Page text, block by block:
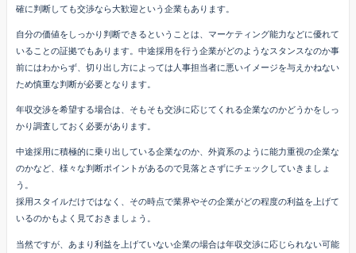
確に判断しても交渉なら大歓迎という企業もあります。
自分の価値をしっかり判断できるということは、マーケティング能力などに優れて
いることの証拠でもあります。中途採用を行う企業がどのようなスタンスなのか事
前にはわからず、切り出し方によっては人事担当者に悪いイメージを与えかねない
ため慎重な判断が必要となります。
年収交渉を希望する場合は、そもそも交渉に応じてくれる企業なのかどうかをしっ
かり調査しておく必要があります。
中途採用に積極的に乗り出している企業なのか、外資系のように能力重視の企業な
のかなど、様々な判断ポイントがあるので見落とさずにチェックしていきましょ
う。
採用スタイルだけではなく、その時点で業界やその企業がどの程度の利益を上げて
いるのかもよく見ておきましょう。
当然ですが、あまり利益を上げていない企業の場合は年収交渉に応じられない可能